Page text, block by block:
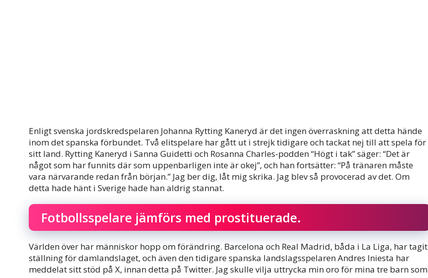
Enligt svenska jordskredspelaren Johanna Rytting Kaneryd är det ingen överraskning att detta hände
inom det spanska förbundet. Två elitspelare har gått ut i strejk tidigare och tackat nej till att spela för
sitt land. Rytting Kaneryd i Sanna Guidetti och Rosanna Charles-podden “Högt i tak” säger: “Det är
något som har funnits där som uppenbarligen inte är okej”, och han fortsätter: “På tränaren måste
vara närvarande redan från början.” Jag ber dig, låt mig skrika. Jag blev så provocerad av det. Om
detta hade hänt i Sverige hade han aldrig stannat.
Fotbollsspelare jämförs med prostituerade.
Världen över har människor hopp om förändring. Barcelona och Real Madrid, båda i La Liga, har tagit
ställning för damlandslaget, och även den tidigare spanska landslagsspelaren Andres Iniesta har
meddelat sitt stöd på X, innan detta på Twitter. Jag skulle vilja uttrycka min oro för mina tre barn som